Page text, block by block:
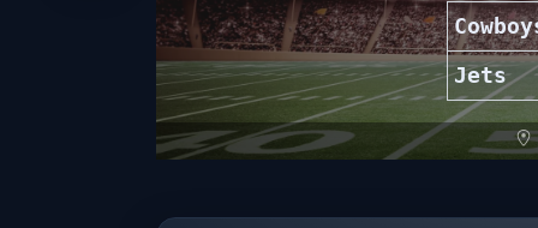
Jets